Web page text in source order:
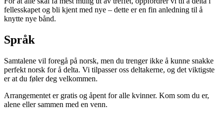
fellesskapet og bli kjent med nye – dette er en fin anledning til å
knytte nye bånd.
Språk
Samtalene vil foregå på norsk, men du trenger ikke å kunne snakke
perfekt norsk for å delta. Vi tilpasser oss deltakerne, og det viktigste
er at du føler deg velkommen.
Arrangementet er gratis og åpent for alle kvinner. Kom som du er,
alene eller sammen med en venn.